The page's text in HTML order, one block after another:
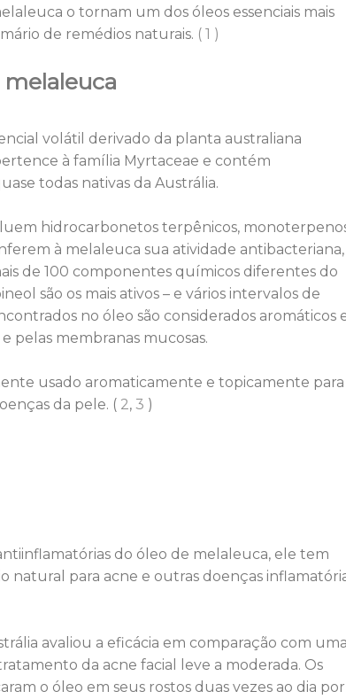
o tornam um dos óleos essenciais mais
de remédios naturais. ( 1 )
volátil derivado da planta australiana
à família Myrtaceae e contém
todas nativas da Austrália.
hidrocarbonetos terpênicos,
à melaleuca sua atividade antibacteriana,
de 100 componentes químicos diferentes do
são os mais ativos – e vários intervalos de
no óleo são considerados aromáticos
pelas membranas mucosas.
usado aromaticamente e topicamente para
da pele. ( 2, 3 )
do óleo de melaleuca, ele tem
para acne e outras doenças
avaliou a eficácia em comparação com uma
da acne facial leve a moderada. Os
o óleo em seus rostos duas vezes ao dia por